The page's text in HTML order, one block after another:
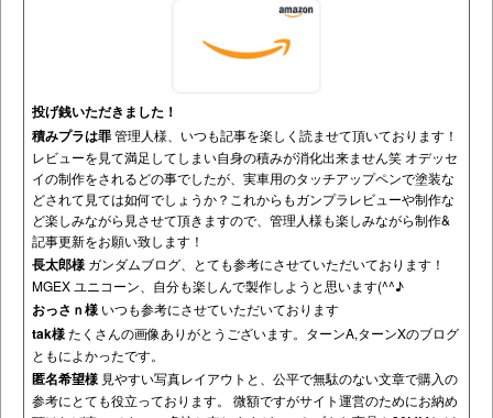
投げ銭いただきました！
積みプラは罪管理人様、いつも記事を楽しく読ませて頂いております！
レビューを見て満足してしまい自身の積みが消化出来ません笑 オデッセ
イの制作をされるどの事でしたが、実車用のタッチアップペンで塗装な
どされて見ては如何でしょうか？これからもガンプラレビューや制作な
ど楽しみながら見させて頂きますので、管理人様も楽しみながら制作&
記事更新をお願い致します！
長太郎様 ガンダムブログ、とても参考にさせていただいております！
MGEX ユニコーン、自分も楽しんで製作しようと思います(^^♪
おっさｎ様 いつも参考にさせていただいております
tak様たくさんの画像ありがとうございます。ターンA,ターンXのブログ
ともによかったです。
匿名希望様 見やすい写真レイアウトと、公平で無駄のない文章で購入の
参考にとても役立っております。 微額ですがサイト運営のためにお納め